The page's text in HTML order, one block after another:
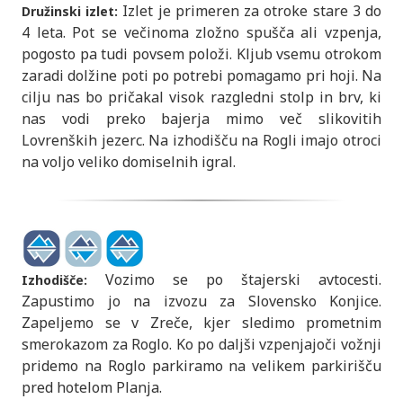
Družinski izlet: Izlet je primeren za otroke stare 3 do
4 leta. Pot se večinoma zložno spušča ali vzpenja,
pogosto pa tudi povsem položi. Kljub vsemu otrokom
zaradi dolžine poti po potrebi pomagamo pri hoji. Na
cilju nas bo pričakal visok razgledni stolp in brv, ki
nas vodi preko bajerja mimo več slikovitih
Lovrenških jezerc. Na izhodišču na Rogli imajo otroci
na voljo veliko domiselnih igral.
Izhodišče:
Vozimo se po štajerski avtocesti.
Zapustimo jo na izvozu za Slovensko Konjice.
Zapeljemo se v Zreče, kjer sledimo prometnim
smerokazom za Roglo. Ko po daljši vzpenjajoči vožnji
pridemo na Roglo parkiramo na velikem parkirišču
pred hotelom Planja.